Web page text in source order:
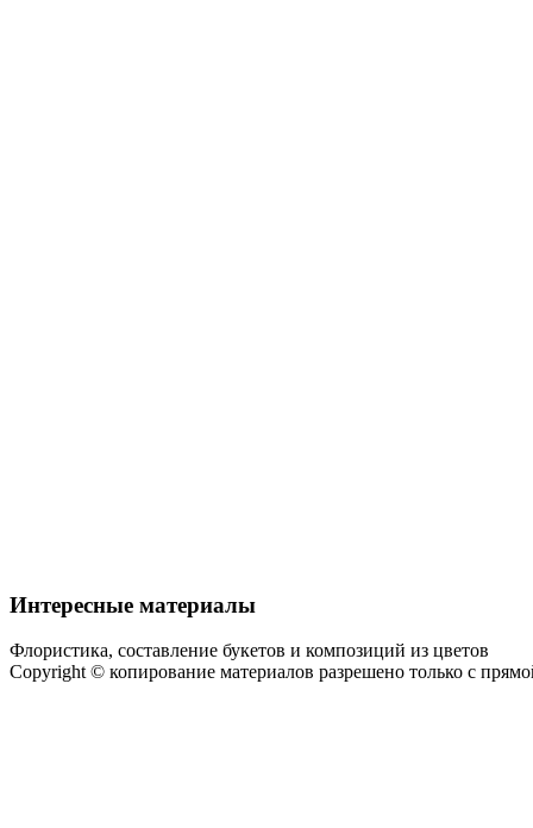
Интересные материалы
Флористика, составление букетов и композиций из цветов
Copyright © копирование материалов разрешено только с